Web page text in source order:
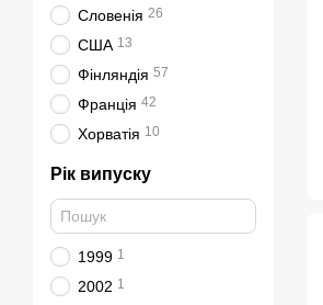
Словенія 26
США 13
Фінляндія 57
Франція 42
Хорватія 10
Рік випуску
1999 1
2002 1